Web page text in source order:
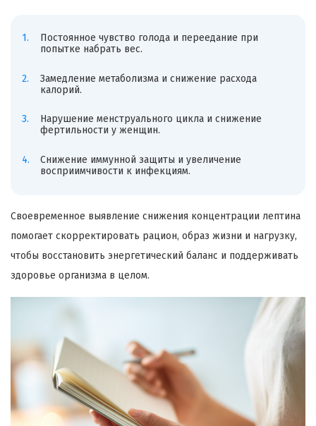
Постоянное чувство голода и переедание при
попытке набрать вес.
Замедление метаболизма и снижение расхода
калорий.
Нарушение менструального цикла и снижение
фертильности у женщин.
Снижение иммунной защиты и увеличение
восприимчивости к инфекциям.
Своевременное выявление снижения концентрации лептина
помогает скорректировать рацион, образ жизни и нагрузку,
чтобы восстановить энергетический баланс и поддерживать
здоровье организма в целом.